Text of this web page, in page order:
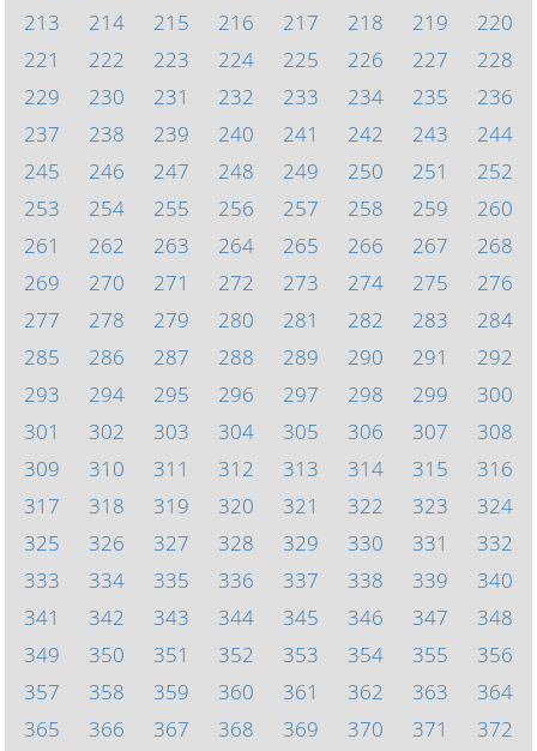
213
214 215 216 217 218 219
220
221
222 223 224 225 226 227
228
229
230 231 232 233 234 235
236
237
238 239 240 241 242 243
244
245
246 247 248 249 250 251
252
253
254 255 256 257 258 259
260
261
262 263 264 265 266 267
268
269
270 271 272 273 274 275
276
277
278 279 280 281 282 283
284
285
286 287 288 289 290 291
292
293
294 295 296 297 298 299
300
301
302 303 304 305 306 307
308
309
310 311 312 313 314 315
316
317
318 319 320 321 322 323
324
325
326 327 328 329 330 331
332
333
334 335 336 337 338 339
340
341
342 343 344 345 346 347
348
349
350 351 352 353 354 355
356
357
358 359 360 361 362 363
364
365
366 367 368 369 370 371 372